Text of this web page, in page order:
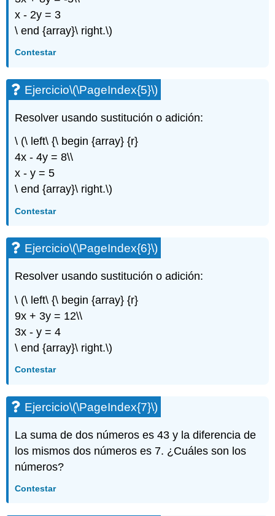
x - 2y = 3
\ end {array}\ right.\)
Contestar
Ejercicio\(\PageIndex{5}\)
Resolver usando sustitución o adición:
\ (\ left\ {\ begin {array} {r}
4x - 4y = 8\\
x - y = 5
\ end {array}\ right.\)
Contestar
Ejercicio\(\PageIndex{6}\)
Resolver usando sustitución o adición:
\ (\ left\ {\ begin {array} {r}
9x + 3y = 12\\
3x - y = 4
\ end {array}\ right.\)
Contestar
Ejercicio\(\PageIndex{7}\)
La suma de dos números es 43 y la diferencia de
los mismos dos números es 7. ¿Cuáles son los
números?
Contestar